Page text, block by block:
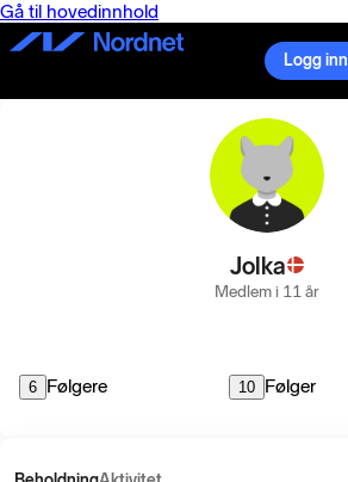
Gå til hovedinnhold
Logg inn
Jolka
Medlem i 11 år
6 Følgere 10 Følger